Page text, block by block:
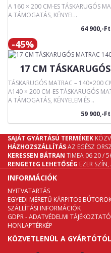
A 160 × 200 CM-ES TÁSKARUGÓS
A TÁMOGATÁS, KÉNYEL..
64 900,-Ft
-45%
17 CM
TÁSKARUGÓS MATRAC – 140×200
A140 × 200 CM-ES TÁSKARUGÓS
A TÁMOGATÁS, KÉNYELEM ÉS ..
59 900,-Ft
SAJÁT GYÁRTÁSÚ TERMÉKEK
HÁZHOZSZÁLLÍTÁSAZ EGÉSZ
KERESSEN BÁTRAN TIMEA 06 20 /
RENGETEG LEHETŐSÉG EZER
INFORMÁCIÓK
NYITVATARTÁS
EGYEDI MÉRETŰ KÁRPITOS
SZÁLLÍTÁSI INFORMÁCIÓK
GDPR - ADATVÉDELMI TÁJÉKOZTATÓ
HONLAPTÉRKÉP
KÖZVETLENÜL A